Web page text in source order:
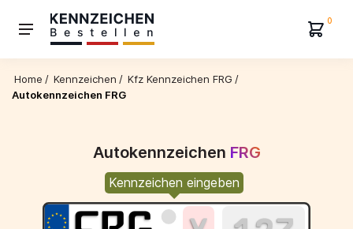
0
Home / Kennzeichen / Kfz Kennzeichen FRG /
Autokennzeichen FRG
Autokennzeichen FRG
Kennzeichen eingeben